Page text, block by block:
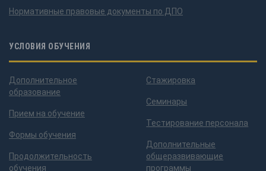
Нормативные правовые документы по ДПО
УСЛОВИЯ ОБУЧЕНИЯ
Дополнительное
образование
Прием на обучение
Формы обучения
Продолжительность
обучения
Стажировка
Семинары
Тестирование персонала
Дополнительные
общеразвивающие
программы